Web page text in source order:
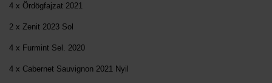
4 x Ördögfajzat 2021
2 x Zenit 2023 Sol
4 x Furmint Sel. 2020
4 x Cabernet Sauvignon 2021 Nyil